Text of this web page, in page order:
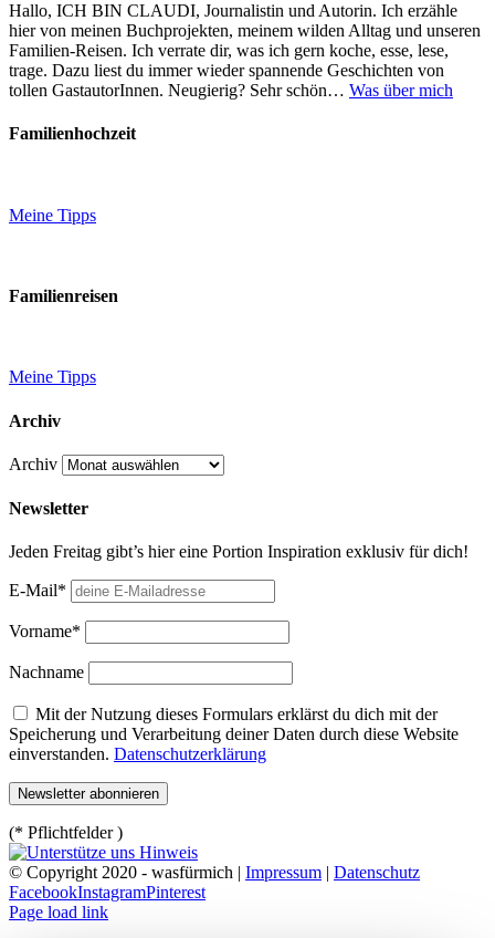
Hallo, ICH BIN CLAUDI, Journalistin und Autorin. Ich erzähle
hier von meinen Buchprojekten, meinem wilden Alltag und unseren
Familien-Reisen. Ich verrate dir, was ich gern koche, esse, lese,
trage. Dazu liest du immer wieder spannende Geschichten von
tollen GastautorInnen. Neugierig? Sehr schön… Was über mich
Familienhochzeit
Meine Tipps
Familienreisen
Meine Tipps
Archiv
Archiv
Newsletter
Jeden Freitag gibt’s hier eine Portion Inspiration exklusiv für dich!
E-Mail*
Vorname*
Nachname
Mit der Nutzung dieses Formulars erklärst du dich mit der
Speicherung und Verarbeitung deiner Daten durch diese Website
einverstanden. Datenschutzerklärung
(* Pflichtfelder )
© Copyright 2020 - wasfürmich | Impressum | Datenschutz
FacebookInstagramPinterest
Page load link